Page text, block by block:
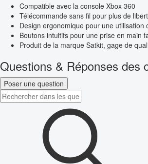
Compatible avec la console Xbox 360
Télécommande sans fil pour plus de
Design ergonomique pour une utilisation
Boutons intuitifs pour une prise en main
Produit de la marque Satkit, gage de
Questions & Réponses des
Poser une question